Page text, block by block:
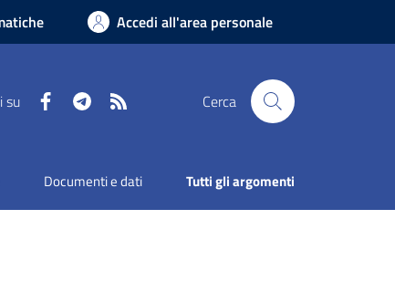
Accedi all'area personale
su FacebookTelegram Cerca
Documenti e dati Tutti gli argomenti